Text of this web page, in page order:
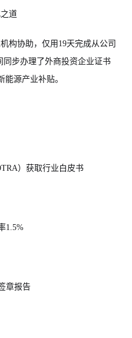
道
构协助，仅用19天完成从公司
步办理了外商投资企业证书
能源产业补贴。
）获取行业白皮书
1.5%
章报告